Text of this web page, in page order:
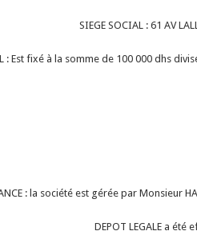
SIEGE SOCIAL : 61 AV
: Est fixé à la somme de 100 000 dhs
: la société est gérée par Monsieur
DEPOT LEGALE a été